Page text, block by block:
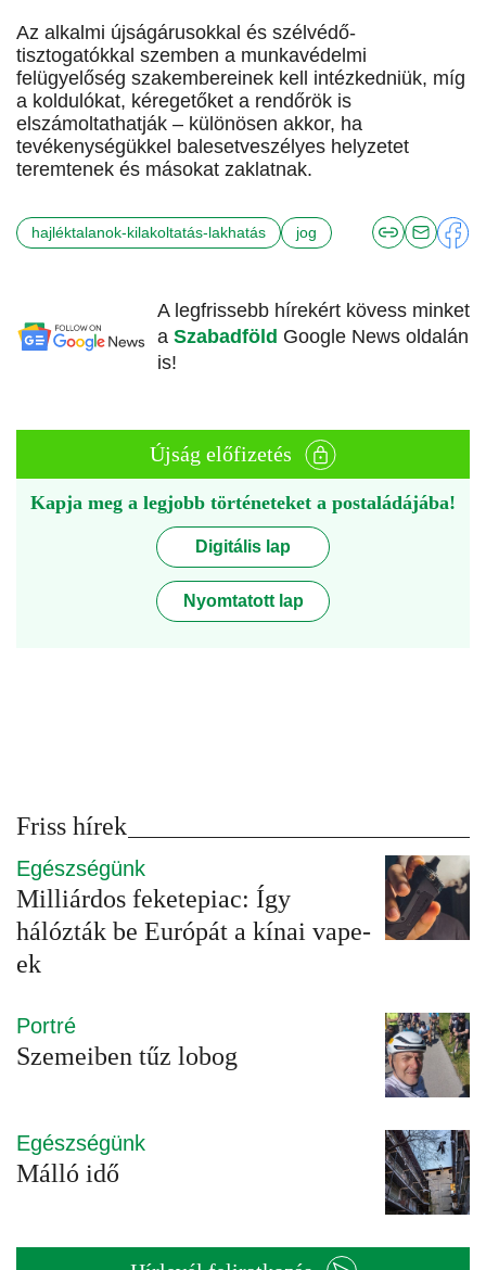
Az alkalmi újságárusokkal és szélvédő-
tisztogatókkal szemben a munkavédelmi
felügyelőség szakembereinek kell intézkedniük, míg
a koldulókat, kéregetőket a rendőrök is
elszámoltathatják – különösen akkor, ha
tevékenységükkel balesetveszélyes helyzetet
teremtenek és másokat zaklatnak.
hajléktalanok-kilakoltatás-lakhatás jog
A legfrissebb hírekért kövess minket
a Szabadföld Google News oldalán
is!
Újság előfizetés
Kapja meg a legjobb történeteket a postaládájába!
Digitális lap
Nyomtatott lap
Friss hírek
Egészségünk
Milliárdos feketepiac: Így
hálózták be Európát a kínai vape-
ek
Portré
Szemeiben tűz lobog
Egészségünk
Málló idő